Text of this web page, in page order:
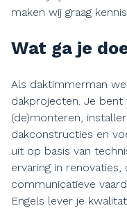
maken wij graag
Wat ga je
Als daktimmerman
dakprojecten. Je
(de)monteren,
dakconstructies en
uit op basis van
ervaring in
communicatieve
Engels lever je